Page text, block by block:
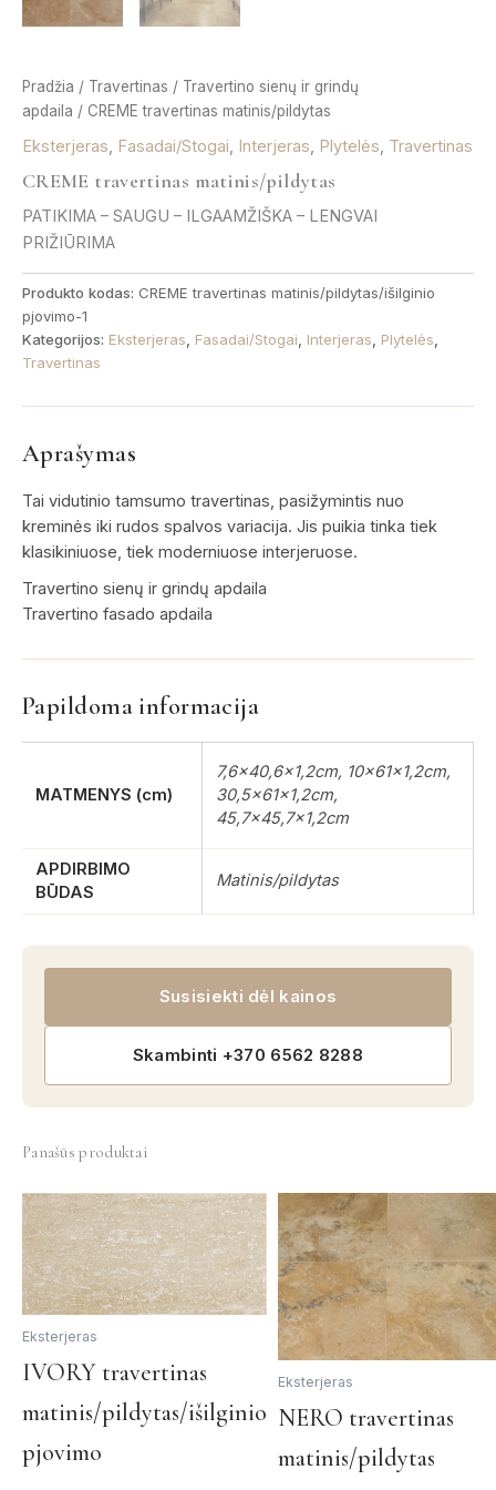
Pradžia / Travertinas / Travertino sienų ir grindų
apdaila / CREME travertinas matinis/pildytas
Eksterjeras, Fasadai/Stogai, Interjeras, Plytelės, Travertinas
CREME travertinas matinis/pildytas
PATIKIMA – SAUGU – ILGAAMŽIŠKA – LENGVAI
PRIŽIŪRIMA
Produkto kodas: CREME travertinas matinis/pildytas/išilginio
pjovimo-1
Kategorijos: Eksterjeras Fasadai/Stogai Interjeras Plytelės
Travertinas
Aprašymas
Tai vidutinio tamsumo travertinas, pasižymintis nuo
kreminės iki rudos spalvos variacija. Jis puikia tinka tiek
klasikiniuose, tiek moderniuose interjeruose.
Travertino sienų ir grindų apdaila
Travertino fasado apdaila
Papildoma informacija
MATMENYS (cm)
7,6×40,6×1,2cm, 10x61x1,2cm,
30,5x61x1,2cm,
45,7×45,7×1,2cm
APDIRBIMO
BŪDAS
Matinis/pildytas
Susisiekti dėl kainos
Skambinti +370 6562 8288
Panašūs produktai
Eksterjeras
IVORY travertinas
matinis/pildytas/išilginio
pjovimo
This
product
has
variants.
Eksterjeras
NERO travertinas
matinis/pildytas